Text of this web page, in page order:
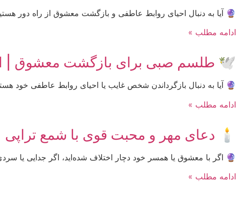
🔮 آیا به دنبال احیای روابط عاطفی و بازگشت معشوق از راه دور
ادامه مطلب »
🕊 طلسم صبی برای بازگشت معشوق |
🔮 آیا به دنبال بازگرداندن شخص غایب یا احیای روابط عاطفی خود
ادامه مطلب »
🕯️ دعای مهر و محبت قوی با شمع
🔮 اگر با معشوق یا همسر خود دچار اختلاف شده‌اید، اگر جدایی یا
ادامه مطلب »